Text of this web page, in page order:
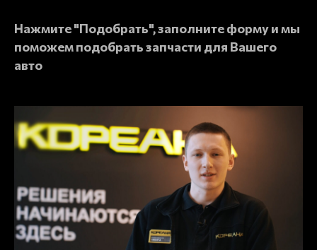
Нажмите "Подобрать", заполните форму и мы
поможем подобрать запчасти для Вашего
авто